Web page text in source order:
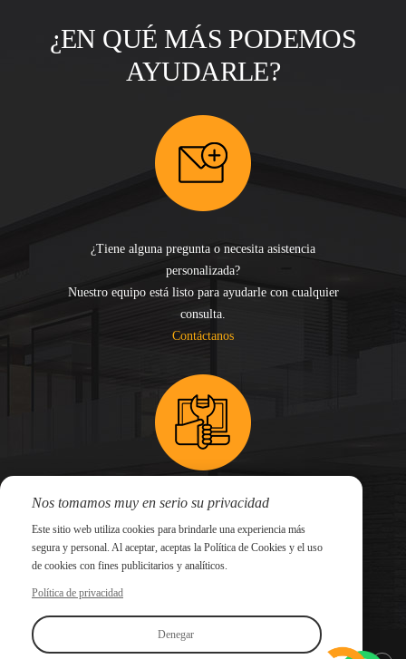
¿EN QUÉ MÁS PODEMOS
AYUDARLE?
¿Tiene alguna pregunta o necesita asistencia
personalizada?
Nuestro equipo está listo para ayudarle con cualquier
consulta.
Contáctanos
¿Necesita asistencia técnica o ayuda con su sistema?
Envíe su solicitud de soporte y nuestros expertos le
responderán con prontitud.
Enviar una solicitud
Nos tomamos muy en serio su privacidad
Este sitio web utiliza cookies para brindarle una experiencia más
segura y personal. Al aceptar, aceptas la Política de Cookies y el uso
de cookies con fines publicitarios y analíticos.
Política de privacidad
Denegar